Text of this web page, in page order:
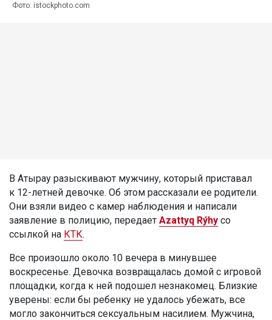
Фото: istockphoto.com
В Атырау разыскивают мужчину, который приставал
к 12-летней девочке. Об этом рассказали ее родители.
Они взяли видео с камер наблюдения и написали
заявление в полицию, передает Azattyq Rýhy со
ссылкой на КТК.
Все произошло около 10 вечера в минувшее
воскресенье. Девочка возвращалась домой с игровой
площадки, когда к ней подошел незнакомец. Близкие
уверены: если бы ребенку не удалось убежать, все
могло закончиться сексуальным насилием. Мужчина,